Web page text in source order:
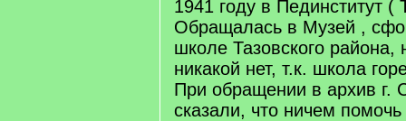
1941 году в Пединститут (
Обращалась в Музей ,
школе Тазовского
никакой нет, т.к. школа
При обращении в архив
сказали, что ничем помочь